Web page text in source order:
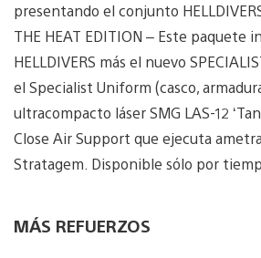
presentando el conjunto
THE HEAT EDITION – Este paquete
HELLDIVERS más el nuevo
el Specialist Uniform (casco,
ultracompacto láser SMG LAS-12
Close Air Support que ejecuta
Stratagem. Disponible sólo por
MÁS REFUERZOS